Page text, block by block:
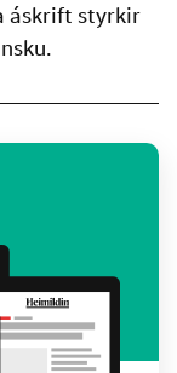
áskrift styrkir